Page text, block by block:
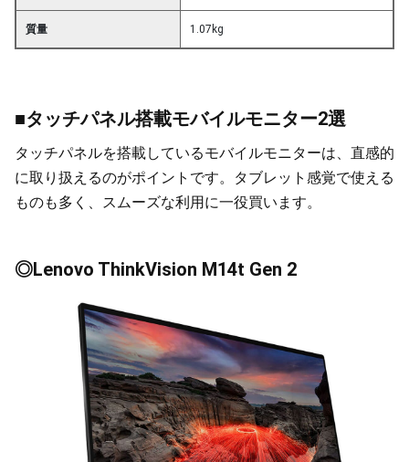
質量 1.07kg
■タッチパネル搭載モバイルモニター2選
タッチパネルを搭載しているモバイルモニターは、直感的
に取り扱えるのがポイントです。タブレット感覚で使える
ものも多く、スムーズな利用に一役買います。
◎Lenovo ThinkVision M14t Gen 2